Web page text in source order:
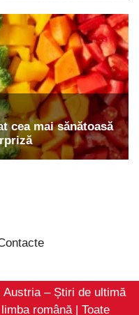
– Știri de ultimă
română | Toate